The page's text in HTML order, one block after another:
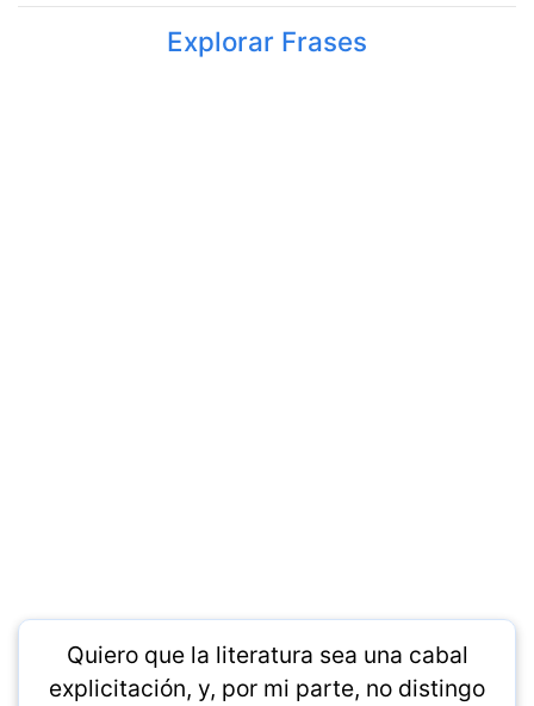
Explorar Frases
Quiero que la literatura sea una cabal
explicitación, y, por mi parte, no distingo